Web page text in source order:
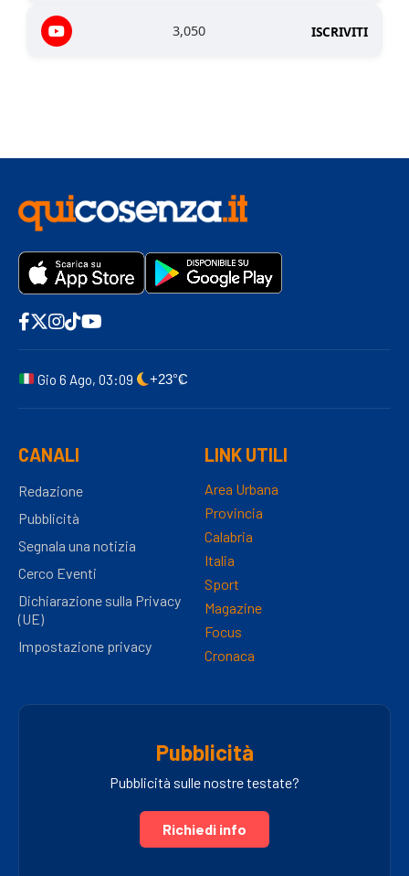
3,050 ISCRIVITI
Gio 6 Ago, 03:09 +23°C
CANALI
Redazione
Pubblicità
Segnala una notizia
Cerco Eventi
Dichiarazione sulla Privacy
(UE)
Impostazione privacy
LINK UTILI
Area Urbana
Provincia
Calabria
Italia
Sport
Magazine
Focus
Cronaca
Pubblicità
Pubblicità sulle nostre testate?
Richiedi info